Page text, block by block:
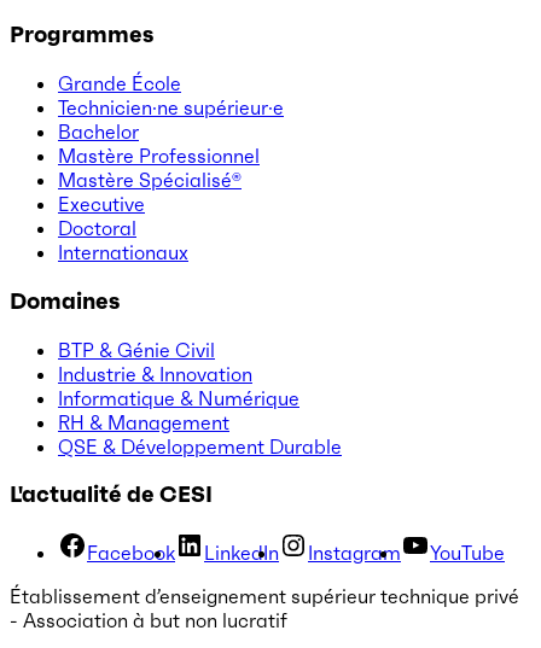
Programmes
Grande École
Technicien·ne supérieur·e
Bachelor
Mastère Professionnel
Mastère Spécialisé®
Executive
Doctoral
Internationaux
Domaines
BTP & Génie Civil
Industrie & Innovation
Informatique & Numérique
RH & Management
QSE & Développement Durable
L'actualité de CESI
Facebook LinkedIn Instagram
YouTube
Établissement d’enseignement supérieur technique privé
- Association à but non lucratif